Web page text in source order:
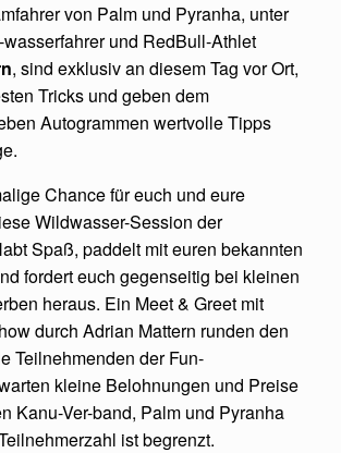
von Palm und Pyranha, unter
und RedBull-Athlet
, sind exklusiv an diesem Tag vor Ort,
Tricks und geben dem
Autogrammen wertvolle Tipps
Chance für euch und eure
Wildwasser-Session der
Spaß, paddelt mit euren bekannten
fordert euch gegenseitig bei kleinen
heraus. Ein Meet & Greet mit
durch Adrian Mattern runden den
Teilnehmenden der Fun-
kleine Belohnungen und Preise
Kanu-Ver-band, Palm und Pyranha
ist begrenzt.